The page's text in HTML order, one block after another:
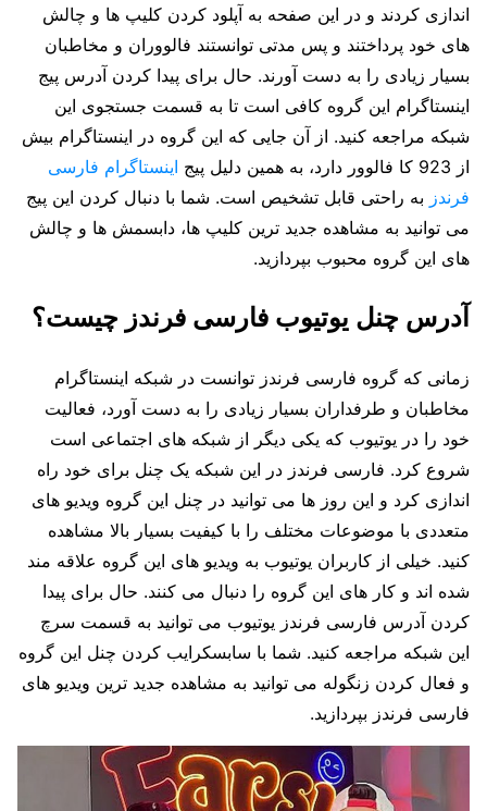
اندازی کردند و در این صفحه به آپلود کردن کلیپ ها و چالش
های خود پرداختند و پس مدتی توانستند فالووران و مخاطبان
بسیار زیادی را به دست آورند. حال برای پیدا کردن آدرس پیج
اینستاگرام این گروه کافی است تا به قسمت جستجوی این
شبکه مراجعه کنید. از آن جایی که این گروه در اینستاگرام بیش
از 923 کا فالوور دارد، به همین دلیل پیج
اینستاگرام فارسی
فرندز به راحتی قابل تشخیص است. شما با دنبال کردن این پیج
می توانید به مشاهده جدید ترین کلیپ ها، دابسمش ها و چالش
های این گروه محبوب بپردازید.
آدرس چنل یوتیوب فارسی فرندز چیست؟
زمانی که گروه فارسی فرندز توانست در شبکه اینستاگرام
مخاطبان و طرفداران بسیار زیادی را به دست آورد، فعالیت
خود را در یوتیوب که یکی دیگر از شبکه‌ های اجتماعی است
شروع کرد. فارسی فرندز در این شبکه یک چنل برای خود راه
اندازی کرد و این روز ها می توانید در چنل این گروه ویدیو های
متعددی با موضوعات مختلف را با کیفیت بسیار بالا مشاهده
کنید. خیلی از کاربران یوتیوب به ویدیو های این گروه علاقه‌ مند
شده اند و کار های این گروه را دنبال می‌ کنند. حال برای پیدا
کردن آدرس فارسی فرندز یوتیوب می توانید به قسمت سرچ
این شبکه مراجعه کنید. شما با سابسکرایب کردن چنل این گروه
و فعال کردن زنگوله می توانید به مشاهده جدید ترین ویدیو های
فارسی فرندز بپردازید.